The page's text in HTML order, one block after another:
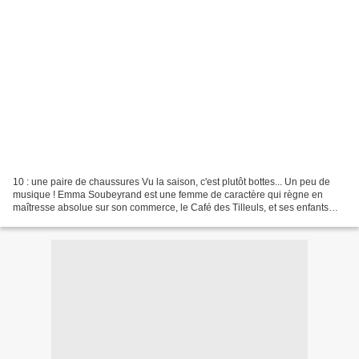
10 : une paire de chaussures Vu la saison, c'est plutôt bottes... Un peu de
musique ! Emma Soubeyrand est une femme de caractère qui règne en
maîtresse absolue sur son commerce, le Café des Tilleuls, et ses enfants